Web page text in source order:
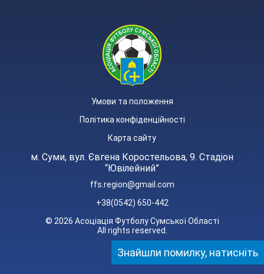
Умови та положення
Політика конфіденційності
Карта сайту
м. Суми, вул. Євгена Коростельова, 9. Стадіон
“Ювілейний”
ffs.region@gmail.com
+38(0542) 650-442
© 2026 Асоціація Футболу Сумської Області
All rights reserved.
Знайшли помилку, натисніть